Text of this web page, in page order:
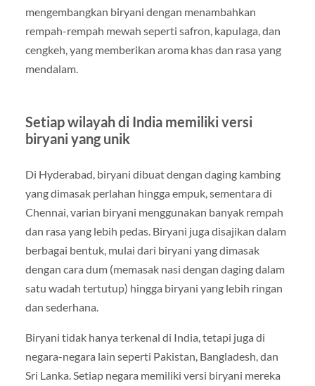
mengembangkan biryani dengan menambahkan
rempah-rempah mewah seperti safron, kapulaga, dan
cengkeh, yang memberikan aroma khas dan rasa yang
mendalam.
Setiap wilayah di India memiliki versi
biryani yang unik
Di Hyderabad, biryani dibuat dengan daging kambing
yang dimasak perlahan hingga empuk, sementara di
Chennai, varian biryani menggunakan banyak rempah
dan rasa yang lebih pedas. Biryani juga disajikan dalam
berbagai bentuk, mulai dari biryani yang dimasak
dengan cara dum (memasak nasi dengan daging dalam
satu wadah tertutup) hingga biryani yang lebih ringan
dan sederhana.
Biryani tidak hanya terkenal di India, tetapi juga di
negara-negara lain seperti Pakistan, Bangladesh, dan
Sri Lanka. Setiap negara memiliki versi biryani mereka